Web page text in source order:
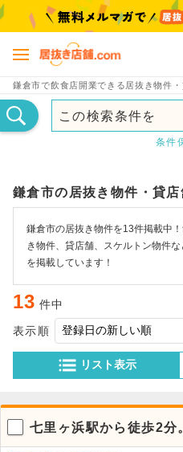
鎌倉市で飲食店開業できる居抜き物件
この検索条件を
条件
鎌倉市の居抜き物件・貸
鎌倉市の居抜き物件を13件掲載中
き物件、貸店舗、スケルトン物件
を掲載しています！
13 件中
リスト表示
表示順
七里ヶ浜駅から徒歩2分
ベイエリアある物件で